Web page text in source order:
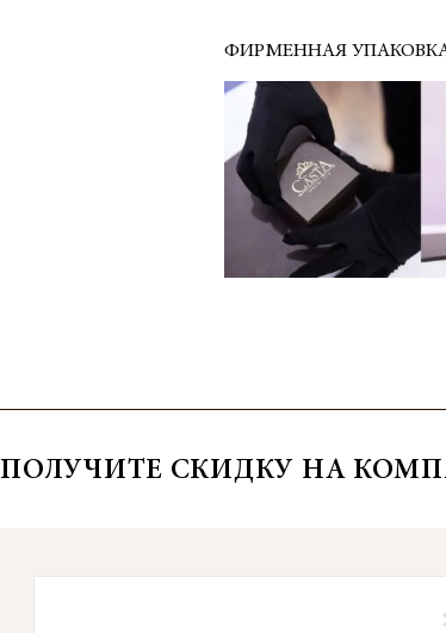
ФИРМЕННАЯ
ПОЛУЧИТЕ СКИДКУ НА